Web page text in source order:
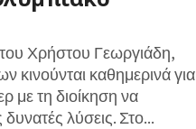
Χρήστου Γεωργιάδη,
κινούνται καθημερινά για
με τη διοίκηση να
δυνατές λύσεις. Στο...